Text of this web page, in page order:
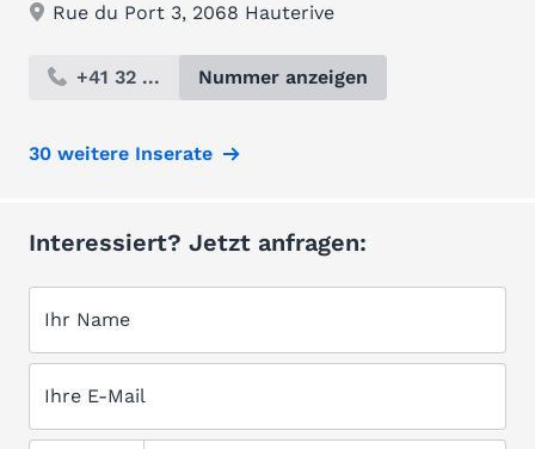
Rue du Port 3, 2068 Hauterive
+41 32 ... Nummer anzeigen
30 weitere Inserate
Interessiert? Jetzt anfragen:
Ihr Name
Ihre E-Mail